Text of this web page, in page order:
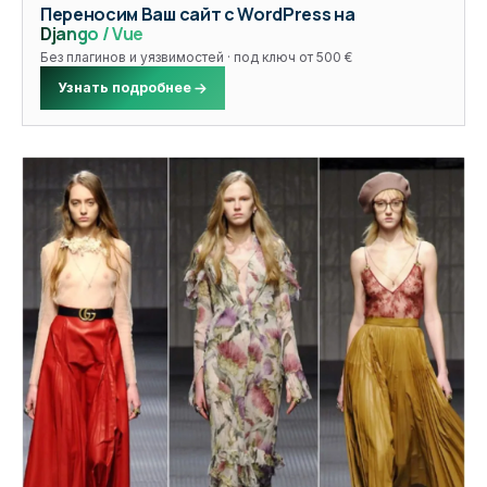
Переносим Ваш сайт с WordPress на
Django / Vue
Без плагинов и уязвимостей · под ключ от 500 €
Узнать подробнее